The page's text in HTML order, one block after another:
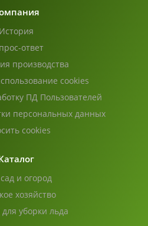
История
ответ
производства
cookies
ПД Пользователей
персональных данных
cookies
и огород
хозяйство
уборки льда